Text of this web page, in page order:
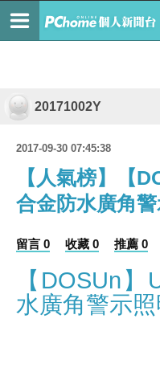
20171002Y
2017-09-30 07:45:38
【人氣榜】【
合金防水廣角
留言 0 收藏 0 推薦 0
【DOSUn
水廣角警示